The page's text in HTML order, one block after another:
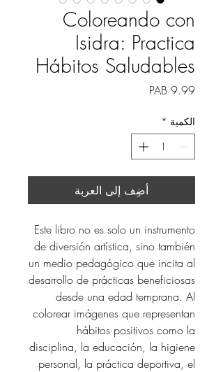
Coloreando con
Isidra: Practica
Hábitos Saludables
الكمية *
أضِف إلى العربة
Este libro no es solo un instrumento
de diversión artística, sino también
un medio pedagógico que incita al
desarrollo de prácticas beneficiosas
desde una edad temprana. Al
colorear imágenes que representan
hábitos positivos como la
disciplina, la educación, la higiene
personal, la práctica deportiva, el